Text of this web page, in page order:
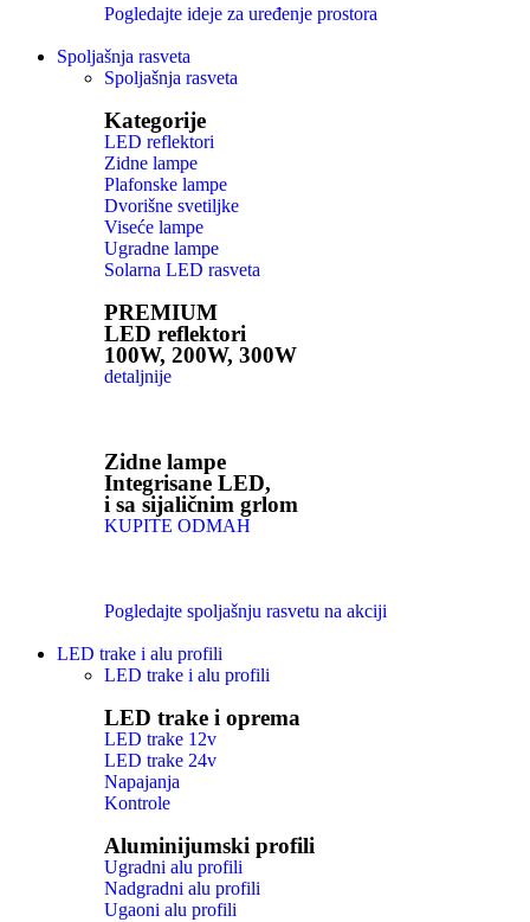
Pogledajte ideje za uređenje prostora
Spoljašnja rasveta
Spoljašnja rasveta
Kategorije
LED reflektori
Zidne lampe
Plafonske lampe
Dvorišne svetiljke
Viseće lampe
Ugradne lampe
Solarna LED rasveta
PREMIUM
LED reflektori
100W, 200W, 300W
detaljnije
Zidne lampe
Integrisane LED,
i sa sijaličnim grlom
KUPITE ODMAH
Pogledajte spoljašnju rasvetu na akciji
LED trake i alu profili
LED trake i alu profili
LED trake i oprema
LED trake 12v
LED trake 24v
Napajanja
Kontrole
Aluminijumski profili
Ugradni alu profili
Nadgradni alu profili
Ugaoni alu profili